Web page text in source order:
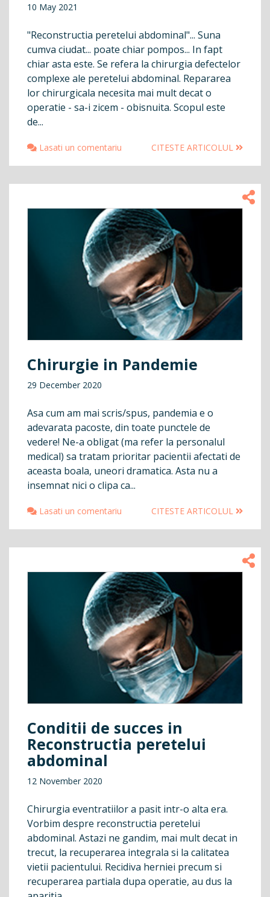
10 May 2021
"Reconstructia peretelui abdominal"... Suna
cumva ciudat... poate chiar pompos... In fapt
chiar asta este. Se refera la chirurgia defectelor
complexe ale peretelui abdominal. Repararea
lor chirurgicala necesita mai mult decat o
operatie - sa-i zicem - obisnuita. Scopul este
de...
Lasati un comentariu CITESTE ARTICOLUL
Chirurgie in Pandemie
29 December 2020
Asa cum am mai scris/spus, pandemia e o
adevarata pacoste, din toate punctele de
vedere! Ne-a obligat (ma refer la personalul
medical) sa tratam prioritar pacientii afectati de
aceasta boala, uneori dramatica. Asta nu a
insemnat nici o clipa ca...
Lasati un comentariu CITESTE ARTICOLUL
Conditii de succes in
Reconstructia peretelui
abdominal
12 November 2020
Chirurgia eventratiilor a pasit intr-o alta era.
Vorbim despre reconstructia peretelui
abdominal. Astazi ne gandim, mai mult decat in
trecut, la recuperarea integrala si la calitatea
vietii pacientului. Recidiva herniei precum si
recuperarea partiala dupa operatie, au dus la